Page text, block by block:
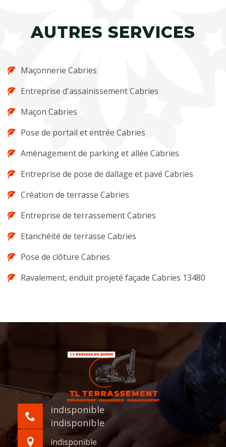
AUTRES SERVICES
Maçonnerie Cabries
Entreprise d'assainissement Cabries
Maçon Cabries
Pose de portail et entrée Cabries
Aménagement de parking et allée Cabries
Entreprise de pose de dallage et pavé Cabries
Création de terrasse Cabries
Entreprise de terrassement Cabries
Etanchéité de terrasse Cabries
Pose de clôture Cabries
Ravalement, enduit projeté façade Cabries 13480
indisponible
indisponible
indisponible